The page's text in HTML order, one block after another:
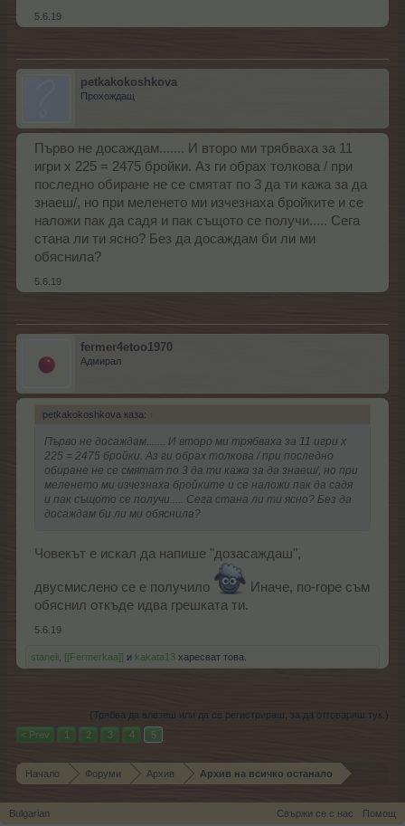
5.6.19
petkakokoshkova
Прохождащ
Първо не досаждам....... И второ ми трябваха за 11
игри х 225 = 2475 бройки. Аз ги обрах толкова / при
последно обиране не се смятат по 3 да ти кажа за да
знаеш/, но при меленето ми изчезнаха бройките и се
наложи пак да садя и пак същото се получи..... Сега
стана ли ти ясно? Без да досаждам би ли ми
обяснила?
5.6.19
fermer4etoo1970
Адмирал
petkakokoshkova каза: ↑
Първо не досаждам....... И второ ми трябваха за 11 игри х
225 = 2475 бройки. Аз ги обрах толкова / при последно
обиране не се смятат по 3 да ти кажа за да знаеш/, но при
меленето ми изчезнаха бройките и се наложи пак да садя
и пак същото се получи..... Сега стана ли ти ясно? Без да
досаждам би ли ми обяснила?
Човекът е искал да напише "дозасаждаш",
двусмислено се е получило
Иначе, по-горе съм
обяснил откъде идва грешката ти.
5.6.19
staneli [[Fermerkaa]] и kakata13 харесват това.
(Трябва да влезеш или да се регистрираш, за да отговаряш тук.)
< Prev
1 2 3 4 5
Начало Форуми Архив Архив на всичко останало
Bulgarian Свържи се с нас Помощ